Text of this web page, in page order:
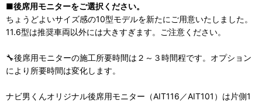
■後席用モニターをご選択ください。
ちょうどよいサイズ感の10型モデルを新たにご用意いたしました。
11.6型は推奨車両以外には大きすぎます。ご注意ください。
🔧後席用モニターの施工所要時間は２～３時間程です。オプション
により所要時間は変化します。
ナビ男くんオリジナル後席用モニター（AIT116／AIT101）は片側1